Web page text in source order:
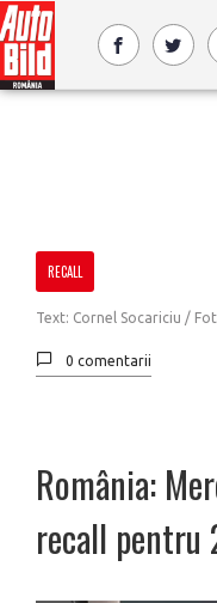
RECALL
Text: Cornel Socariciu /
0 comentarii
România:
recall pentru